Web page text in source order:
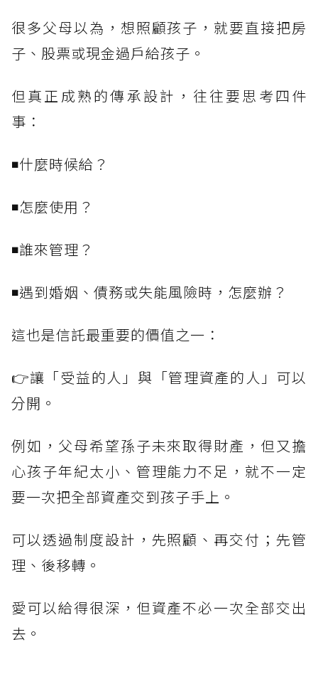
很多父母以為，想照顧孩子，就要直接把房
子、股票或現金過戶給孩子。
但真正成熟的傳承設計，往往要思考四件
事：
◾什麼時候給？
◾怎麼使用？
◾誰來管理？
◾遇到婚姻、債務或失能風險時，怎麼辦？
這也是信託最重要的價值之一：
👉讓「受益的人」與「管理資產的人」可以
分開。
例如，父母希望孫子未來取得財產，但又擔
心孩子年紀太小、管理能力不足，就不一定
要一次把全部資產交到孩子手上。
可以透過制度設計，先照顧、再交付；先管
理、後移轉。
愛可以給得很深，但資產不必一次全部交出
去。